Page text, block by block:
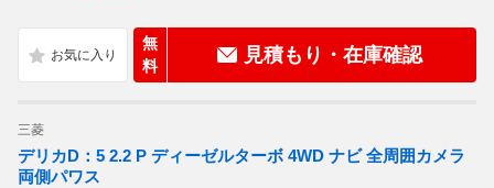
無
料
見積もり・在庫確認
三菱
デリカD：5 2.2 P ディーゼルターボ 4WD ナビ 全周囲カメラ
両側パワス